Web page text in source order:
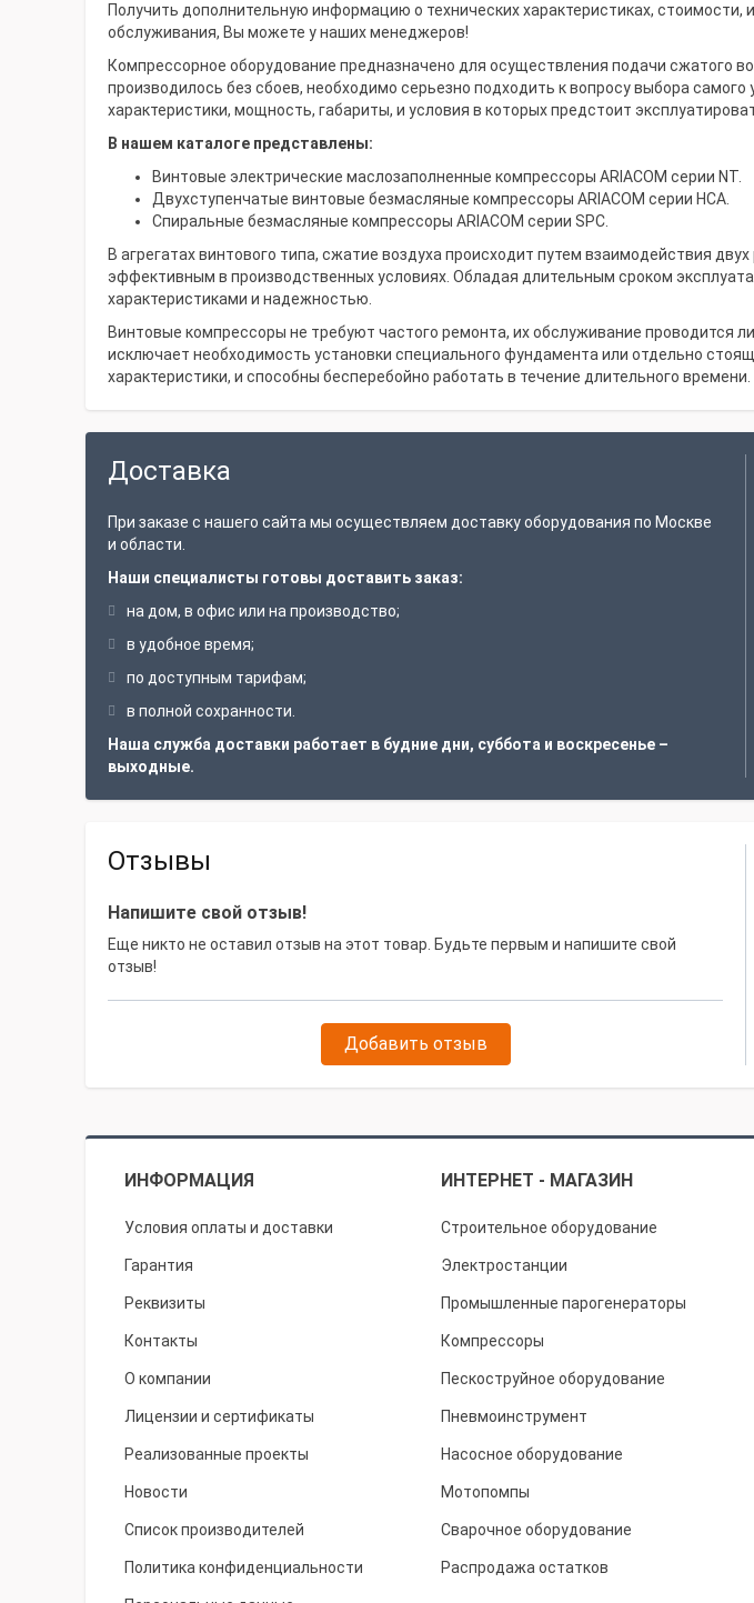
Получить дополнительную информацию о технических характеристиках,
обслуживания, Вы можете у наших менеджеров!
Компрессорное оборудование предназначено для осуществления подачи сжатого
производилось без сбоев, необходимо серьезно подходить к вопросу выбора
характеристики, мощность, габариты, и условия в которых предстоит
В нашем каталоге представлены:
Винтовые электрические маслозаполненные компрессоры ARIACOM серии NT.
Двухступенчатые винтовые безмасляные компрессоры ARIACOM серии HCA.
Спиральные безмасляные компрессоры ARIACOM серии SPC.
В агрегатах винтового типа, сжатие воздуха происходит путем взаимодействия
эффективным в производственных условиях. Обладая длительным сроком
характеристиками и надежностью.
Винтовые компрессоры не требуют частого ремонта, их обслуживание проводится
исключает необходимость установки специального фундамента или отдельно
характеристики, и способны бесперебойно работать в течение длительного времени.
Доставка
При заказе с нашего сайта мы осуществляем доставку оборудования по Москве
и области.
Наши специалисты готовы доставить заказ:
на дом, в офис или на производство;
в удобное время;
по доступным тарифам;
в полной сохранности.
Наша служба доставки работает в будние дни, суббота и воскресенье –
выходные.
Отзывы
Напишите свой отзыв!
Еще никто не оставил отзыв на этот товар. Будьте первым и напишите свой
отзыв!
Добавить отзыв
ИНФОРМАЦИЯ ИНТЕРНЕТ - МАГАЗИН
Условия оплаты и доставки
Гарантия
Реквизиты
Контакты
О компании
Лицензии и сертификаты
Реализованные проекты
Новости
Список производителей
Политика конфиденциальности
Строительное оборудование
Электростанции
Промышленные парогенераторы
Компрессоры
Пескоструйное оборудование
Пневмоинструмент
Насосное оборудование
Мотопомпы
Сварочное оборудование
Распродажа остатков